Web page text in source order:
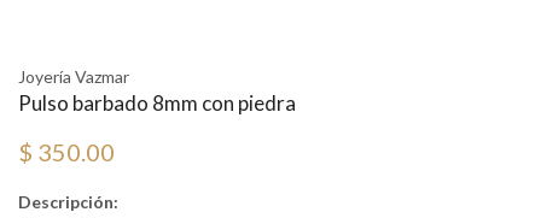
Joyería Vazmar
Pulso barbado 8mm con piedra
$ 350.00
Descripción: